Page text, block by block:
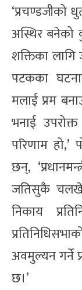
‘प्रचण्डजीको
अस्थिर बनेको
शक्तिका
पटकका
मलाई प्रम
भनाई
परिणाम
छन्,
जतिसुकै
निकाय
अवमुल्यन गर्ने
छ।’